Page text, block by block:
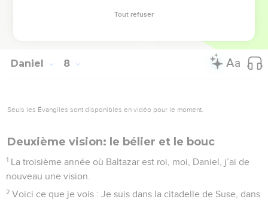
© Société biblique française – Bibli’O, 2000, avec autorisation. Pour vous procurer
Daniel 8
Seuls les Évangiles sont disponibles en vidéo pour le moment.
Deuxième vision: le bélier et le bouc
1 La troisième année où Baltazar est roi, moi, Daniel, j’ai de
nouveau une vision.
2 Voici ce que je vois : Je suis dans la citadelle de Suse, dans
Tout refuser